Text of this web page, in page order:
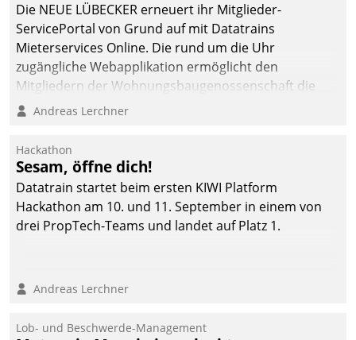
Die NEUE LÜBECKER erneuert ihr Mitglieder-
ServicePortal von Grund auf mit Datatrains
Mieterservices Online. Die rund um die Uhr
zugängliche Webapplikation ermöglicht den
Mitgliedern der Wohnungs­bau­genossenschaft die
Kontaktaufnahme per Smartphone, Tablet oder PC.
Andreas Lerchner
Hackathon
Sesam, öffne dich!
Datatrain startet beim ersten KIWI Platform
Hackathon am 10. und 11. September in einem von
drei PropTech-Teams und landet auf Platz 1.
Andreas Lerchner
Lob- und Beschwerde-Management